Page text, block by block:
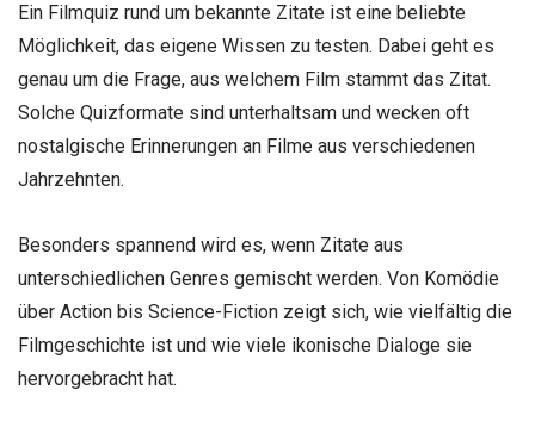
Ein Filmquiz rund um bekannte Zitate ist eine beliebte
Möglichkeit, das eigene Wissen zu testen. Dabei geht es
genau um die Frage, aus welchem Film stammt das Zitat.
Solche Quizformate sind unterhaltsam und wecken oft
nostalgische Erinnerungen an Filme aus verschiedenen
Jahrzehnten.
Besonders spannend wird es, wenn Zitate aus
unterschiedlichen Genres gemischt werden. Von Komödie
über Action bis Science-Fiction zeigt sich, wie vielfältig die
Filmgeschichte ist und wie viele ikonische Dialoge sie
hervorgebracht hat.